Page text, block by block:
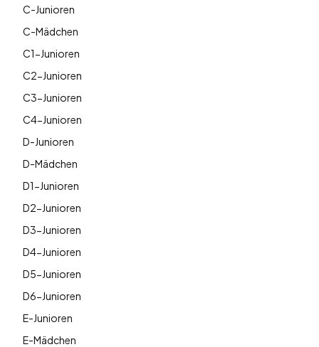
C-Junioren
C-Mädchen
C1-Junioren
C2-Junioren
C3-Junioren
C4-Junioren
D-Junioren
D-Mädchen
D1-Junioren
D2-Junioren
D3-Junioren
D4-Junioren
D5-Junioren
D6-Junioren
E-Junioren
E-Mädchen